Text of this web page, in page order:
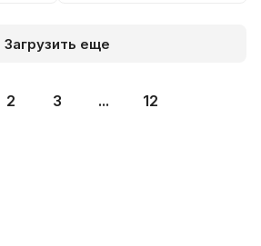
Загрузить еще
2 3 ... 12